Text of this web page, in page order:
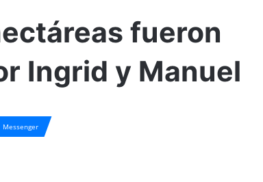
fueron
Ingrid y Manuel
Messenger